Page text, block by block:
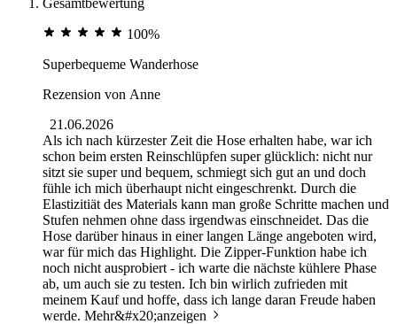
100%
Superbequeme Wanderhose
Rezension von Anne
21.06.2026
Als ich nach kürzester Zeit die Hose erhalten habe, war ich
schon beim ersten Reinschlüpfen super glücklich: nicht nur
sitzt sie super und bequem, schmiegt sich gut an und doch
fühle ich mich überhaupt nicht eingeschrenkt. Durch die
Elastizitiät des Materials kann man große Schritte machen und
Stufen nehmen ohne dass irgendwas einschneidet. Das die
Hose darüber hinaus in einer langen Länge angeboten wird,
war für mich das Highlight. Die Zipper-Funktion habe ich
noch nicht ausprobiert - ich warte die nächste kühlere Phase
ab, um auch sie zu testen. Ich bin wirlich zufrieden mit
meinem Kauf und hoffe, dass ich lange daran Freude haben
werde. Mehr&#x20;anzeigen